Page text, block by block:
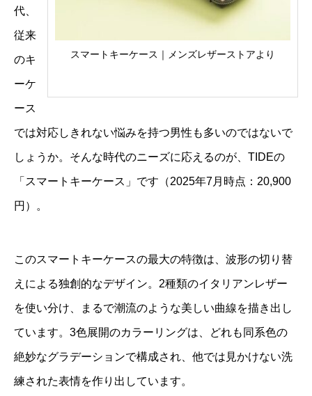
スマートキーケース｜メンズレザーストアより
代、
従来
のキ
ーケ
ース
では対応しきれない悩みを持つ男性も多いのではないで
しょうか。そんな時代のニーズに応えるのが、TIDEの
「スマートキーケース」です（2025年7月時点：20,900
円）。
このスマートキーケースの最大の特徴は、波形の切り替
えによる独創的なデザイン。2種類のイタリアンレザー
を使い分け、まるで潮流のような美しい曲線を描き出し
ています。3色展開のカラーリングは、どれも同系色の
絶妙なグラデーションで構成され、他では見かけない洗
練された表情を作り出しています。